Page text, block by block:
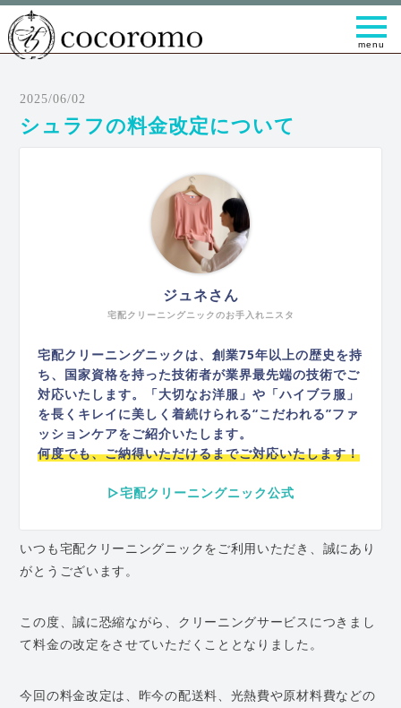
t
o
g
2025/06/02
シュラフの料金改定について
ジュネさん
宅配クリーニングニックのお手入れニスタ
宅配クリーニングニックは、創業75年以上の歴史を持
ち、国家資格を持った技術者が業界最先端の技術でご
対応いたします。「大切なお洋服」や「ハイブラ服」
を長くキレイに美しく着続けられる“こだわれる”ファ
ッションケアをご紹介いたします。
何度でも、ご納得いただけるまでご対応いたします！
▷宅配クリーニングニック公式
いつも宅配クリーニングニックをご利用いただき、誠にあり
がとうございます。
この度、誠に恐縮ながら、クリーニングサービスにつきまし
て料金の改定をさせていただくこととなりました。
今回の料金改定は、昨今の配送料、光熱費や原材料費などの